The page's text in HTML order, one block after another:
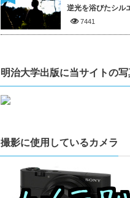
逆光を浴びたシル
7441
明治大学出版に当サイトの
撮影に使用しているカメラ